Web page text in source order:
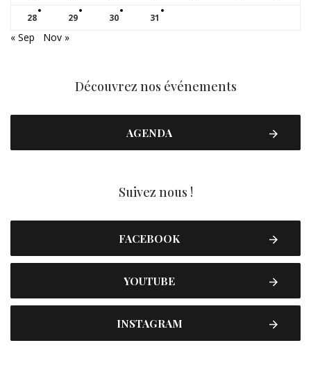
28 29 30 31
« Sep Nov »
Découvrez nos événements
AGENDA
Suivez nous !
FACEBOOK
YOUTUBE
INSTAGRAM